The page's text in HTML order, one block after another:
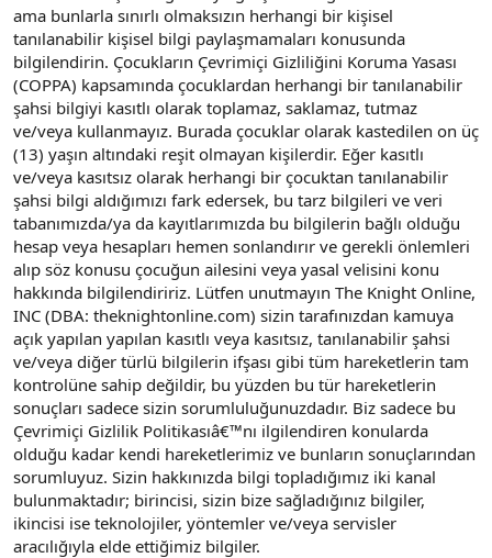
ama bunlarla sınırlı olmaksızın herhangi bir kişisel
tanılanabilir kişisel bilgi paylaşmamaları konusunda
bilgilendirin. Çocukların Çevrimiçi Gizliliğini Koruma Yasası
(COPPA) kapsamında çocuklardan herhangi bir tanılanabilir
şahsi bilgiyi kasıtlı olarak toplamaz, saklamaz, tutmaz
ve/veya kullanmayız. Burada çocuklar olarak kastedilen on üç
(13) yaşın altındaki reşit olmayan kişilerdir. Eğer kasıtlı
ve/veya kasıtsız olarak herhangi bir çocuktan tanılanabilir
şahsi bilgi aldığımızı fark edersek, bu tarz bilgileri ve veri
tabanımızda/ya da kayıtlarımızda bu bilgilerin bağlı olduğu
hesap veya hesapları hemen sonlandırır ve gerekli önlemleri
alıp söz konusu çocuğun ailesini veya yasal velisini konu
hakkında bilgilendiririz. Lütfen unutmayın The Knight Online,
INC (DBA: theknightonline.com) sizin tarafınızdan kamuya
açık yapılan yapılan kasıtlı veya kasıtsız, tanılanabilir şahsi
ve/veya diğer türlü bilgilerin ifşası gibi tüm hareketlerin tam
kontrolüne sahip değildir, bu yüzden bu tür hareketlerin
sonuçları sadece sizin sorumluluğunuzdadır. Biz sadece bu
Çevrimiçi Gizlilik Politikasıâ€™nı ilgilendiren konularda
olduğu kadar kendi hareketlerimiz ve bunların sonuçlarından
sorumluyuz. Sizin hakkınızda bilgi topladığımız iki kanal
bulunmaktadır; birincisi, sizin bize sağladığınız bilgiler,
ikincisi ise teknolojiler, yöntemler ve/veya servisler
aracılığıyla elde ettiğimiz bilgiler.